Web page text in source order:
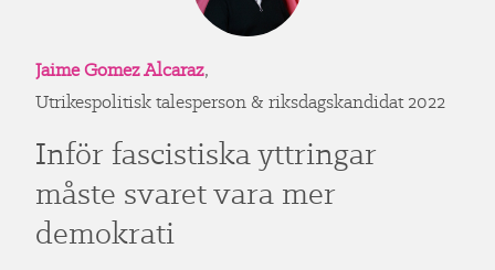
Jaime Gomez Alcaraz,
Utrikespolitisk talesperson & riksdagskandidat 2022
Inför fascistiska yttringar
måste svaret vara mer
demokrati